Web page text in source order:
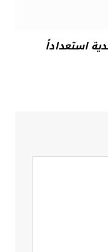
استعداداً